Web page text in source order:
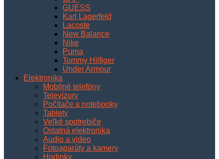
GUESS
Karl Lagerfeld
Lacoste
New Balance
Nike
Puma
Tommy Hilfiger
Under Armour
Elektronika
Mobilné telefóny
Televízory
Počítače a notebooky
Tablety
Veľké spotrebiče
Ostatná elektronika
Audio a video
Fotoaparáty a kamery
Hodinky